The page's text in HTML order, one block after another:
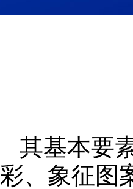
其基本要
彩、象征图